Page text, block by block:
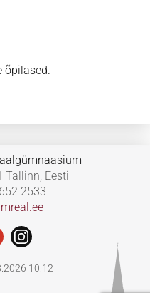
õpilased.
Tallinn, Eesti
2533
10:12